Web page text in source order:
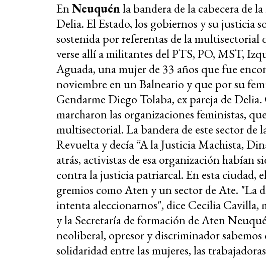
EnNeuquénla bandera de la cabecera de
Delia. El Estado, los gobiernos y su justicia
sostenida por referentas de la multisectorial
verse allí a militantes del PTS, PO, MST,
Aguada, una mujer de 33 años que fue
noviembre en un Balneario y que por su
Gendarme Diego Tolaba, ex pareja de
marcharon las organizaciones feministas,
multisectorial. La bandera de este sector de
Revuelta y decía “A la Justicia Machista,
atrás, activistas de esa organización habían
contra la justicia patriarcal. En esta ciudad,
gremios como Aten y un sector de Ate. "La
intenta aleccionarnos", dice Cecilia Cavilla,
y la Secretaría de formación de Aten
neoliberal, opresor y discriminador sabemos
solidaridad entre las mujeres, las